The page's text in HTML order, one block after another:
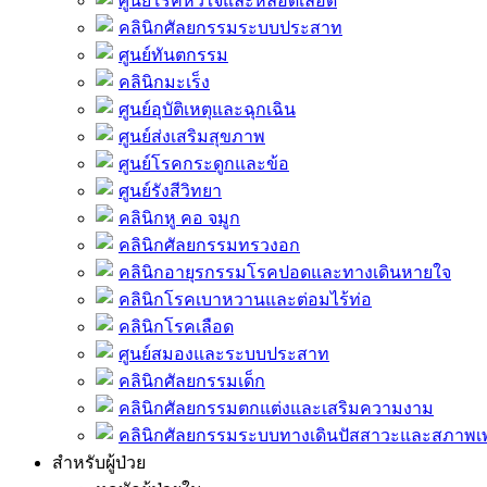
คลินิกศัลยกรรมระบบประสาท
ศูนย์ทันตกรรม
คลินิกมะเร็ง
ศูนย์อุบัติเหตุและฉุกเฉิน
ศูนย์ส่งเสริมสุขภาพ
ศูนย์โรคกระดูกและข้อ
ศูนย์รังสีวิทยา
คลินิกหู คอ จมูก
คลินิกศัลยกรรมทรวงอก
คลินิกอายุรกรรมโรคปอดและทางเดินหายใจ
คลินิกโรคเบาหวานและต่อมไร้ท่อ
คลินิกโรคเลือด
ศูนย์สมองและระบบประสาท
คลินิกศัลยกรรมเด็ก
คลินิกศัลยกรรมตกแต่งและเสริมความงาม
คลินิกศัลยกรรมระบบทางเดินปัสสาวะและสภาพเ
สำหรับผู้ป่วย